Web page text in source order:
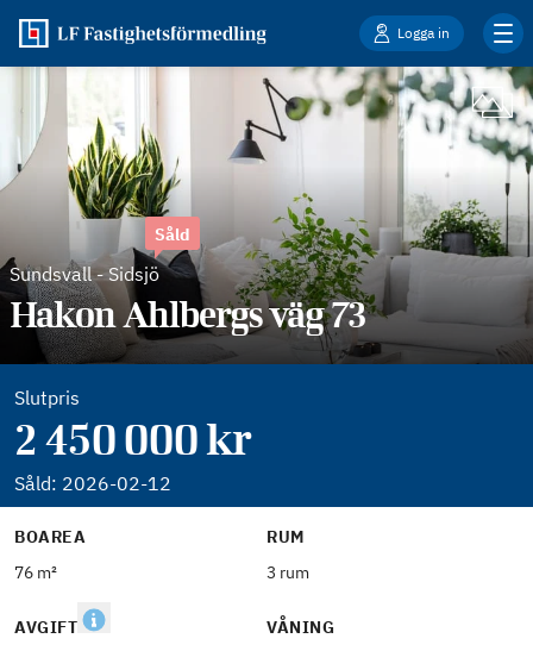
Logga in
Sundsvall-Sidsjö
Såld
Hakon Ahlbergs väg 73
Slutpris
2 450 000 kr
Såld: 2026-02-12
BOAREA
76 m²
RUM
3 rum
AVGIFT
VÅNING